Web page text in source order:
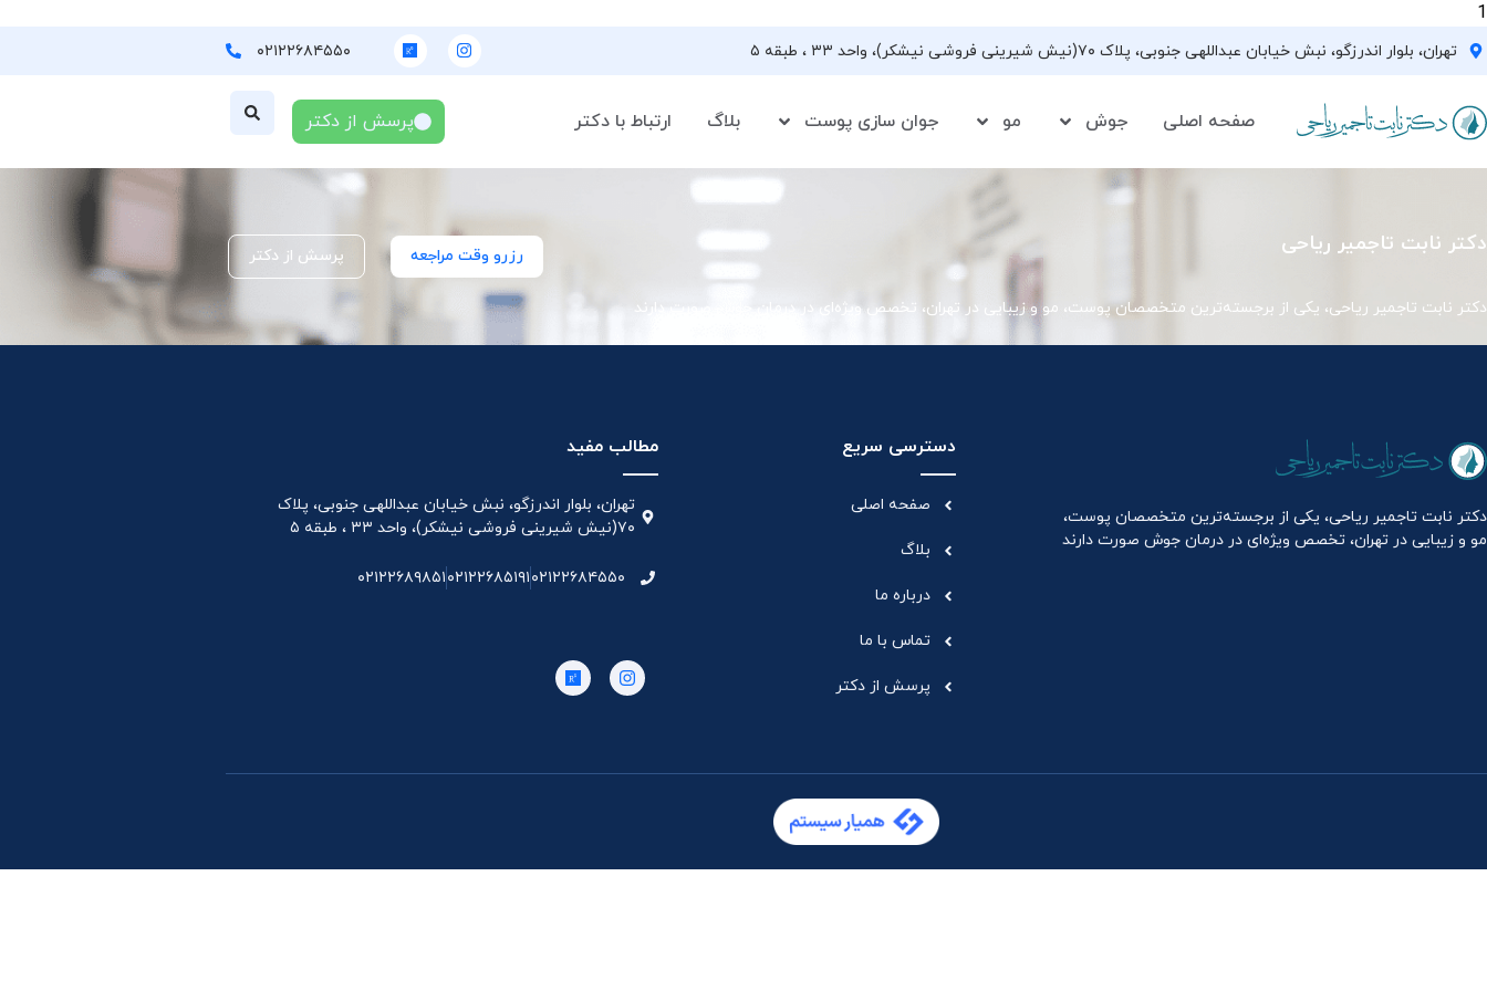
1
تهران، بلوار اندرزگو، نبش خیابان عبداللهی جنوبی، پلاک ۷۰(نیش شیرینی فروشی نیشکر)، واحد ۳۳ ، طبقه ۵ ۰۲۱۲۲۶۸۴۵۵۰
صفحه اصلی جوش مو جوان سازی پوست بلاگ ارتباط با دکتر پرسش از دکتر
دکتر نابت تاجمیر ریاحی
دکتر نابت تاجمیر ریاحی، یکی از برجسته‌ترین متخصصان پوست، مو و زیبایی در تهران، تخصص ویژه‌ای در درمان جوش صورت دارند
رزرو وقت مراجعه پرسش از دکتر
دکتر نابت تاجمیر ریاحی، یکی از برجسته‌ترین متخصصان پوست،
مو و زیبایی در تهران، تخصص ویژه‌ای در درمان جوش صورت دارند
دسترسی سریع
صفحه اصلی
بلاگ
درباره ما
تماس با ما
پرسش از دکتر
مطالب مفید
تهران، بلوار اندرزگو، نبش خیابان عبداللهی جنوبی، پلاک
۷۰(نیش شیرینی فروشی نیشکر)، واحد ۳۳ ، طبقه ۵
۰۲۱۲۲۶۸۴۵۵۰۰۲۱۲۲۶۸۵۱۹۱۰۲۱۲۲۶۸۹۸۵۱